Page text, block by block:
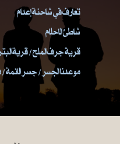
تعارف في شاحنة إعدام
شاطئ الاحلام
قرية جرف الملح / قرية
موعدنا الجسر / جسر